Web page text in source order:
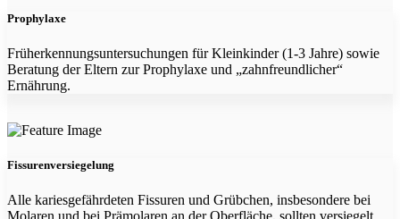
Prophylaxe
Früherkennungsuntersuchungen für Kleinkinder (1-3 Jahre) sowie
Beratung der Eltern zur Prophylaxe und „zahnfreundlicher“
Ernährung.
Fissurenversiegelung
Alle kariesgefährdeten Fissuren und Grübchen, insbesondere bei
Molaren und bei Prämolaren an der Oberfläche, sollten versiegelt